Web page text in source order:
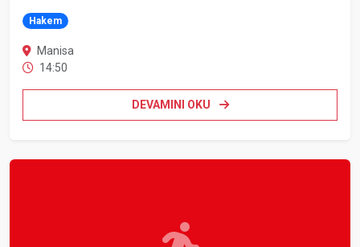
Hakem
Manisa
14:50
DEVAMINI OKU